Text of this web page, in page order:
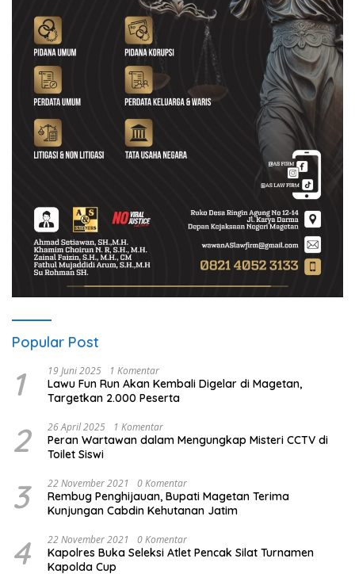
Popular Post
1 19 Juni 2025 1 Komentar
Lawu Fun Run Akan Kembali Digelar di Magetan,
Targetkan 2.000 Peserta
2 26 April 2025 1 Komentar
Peran Wartawan dalam Mengungkap Misteri CCTV di
Toilet Siswi
3 22 November 2021 0 Komentar
Rembug Penghijauan, Bupati Magetan Terima
Kunjungan Cabdin Kehutanan Jatim
4 22 November 2021 0 Komentar
Kapolres Buka Seleksi Atlet Pencak Silat Turnamen
Kapolda Cup